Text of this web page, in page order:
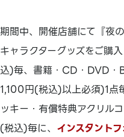
期間中、開催店舗にて『夜
キャラクターグッズをご購
込)毎、書籍・CD・DVD・
1,100円(税込)以上必須)1点
ッキー・有償特典アクリル
(税込)毎に、 インスタント